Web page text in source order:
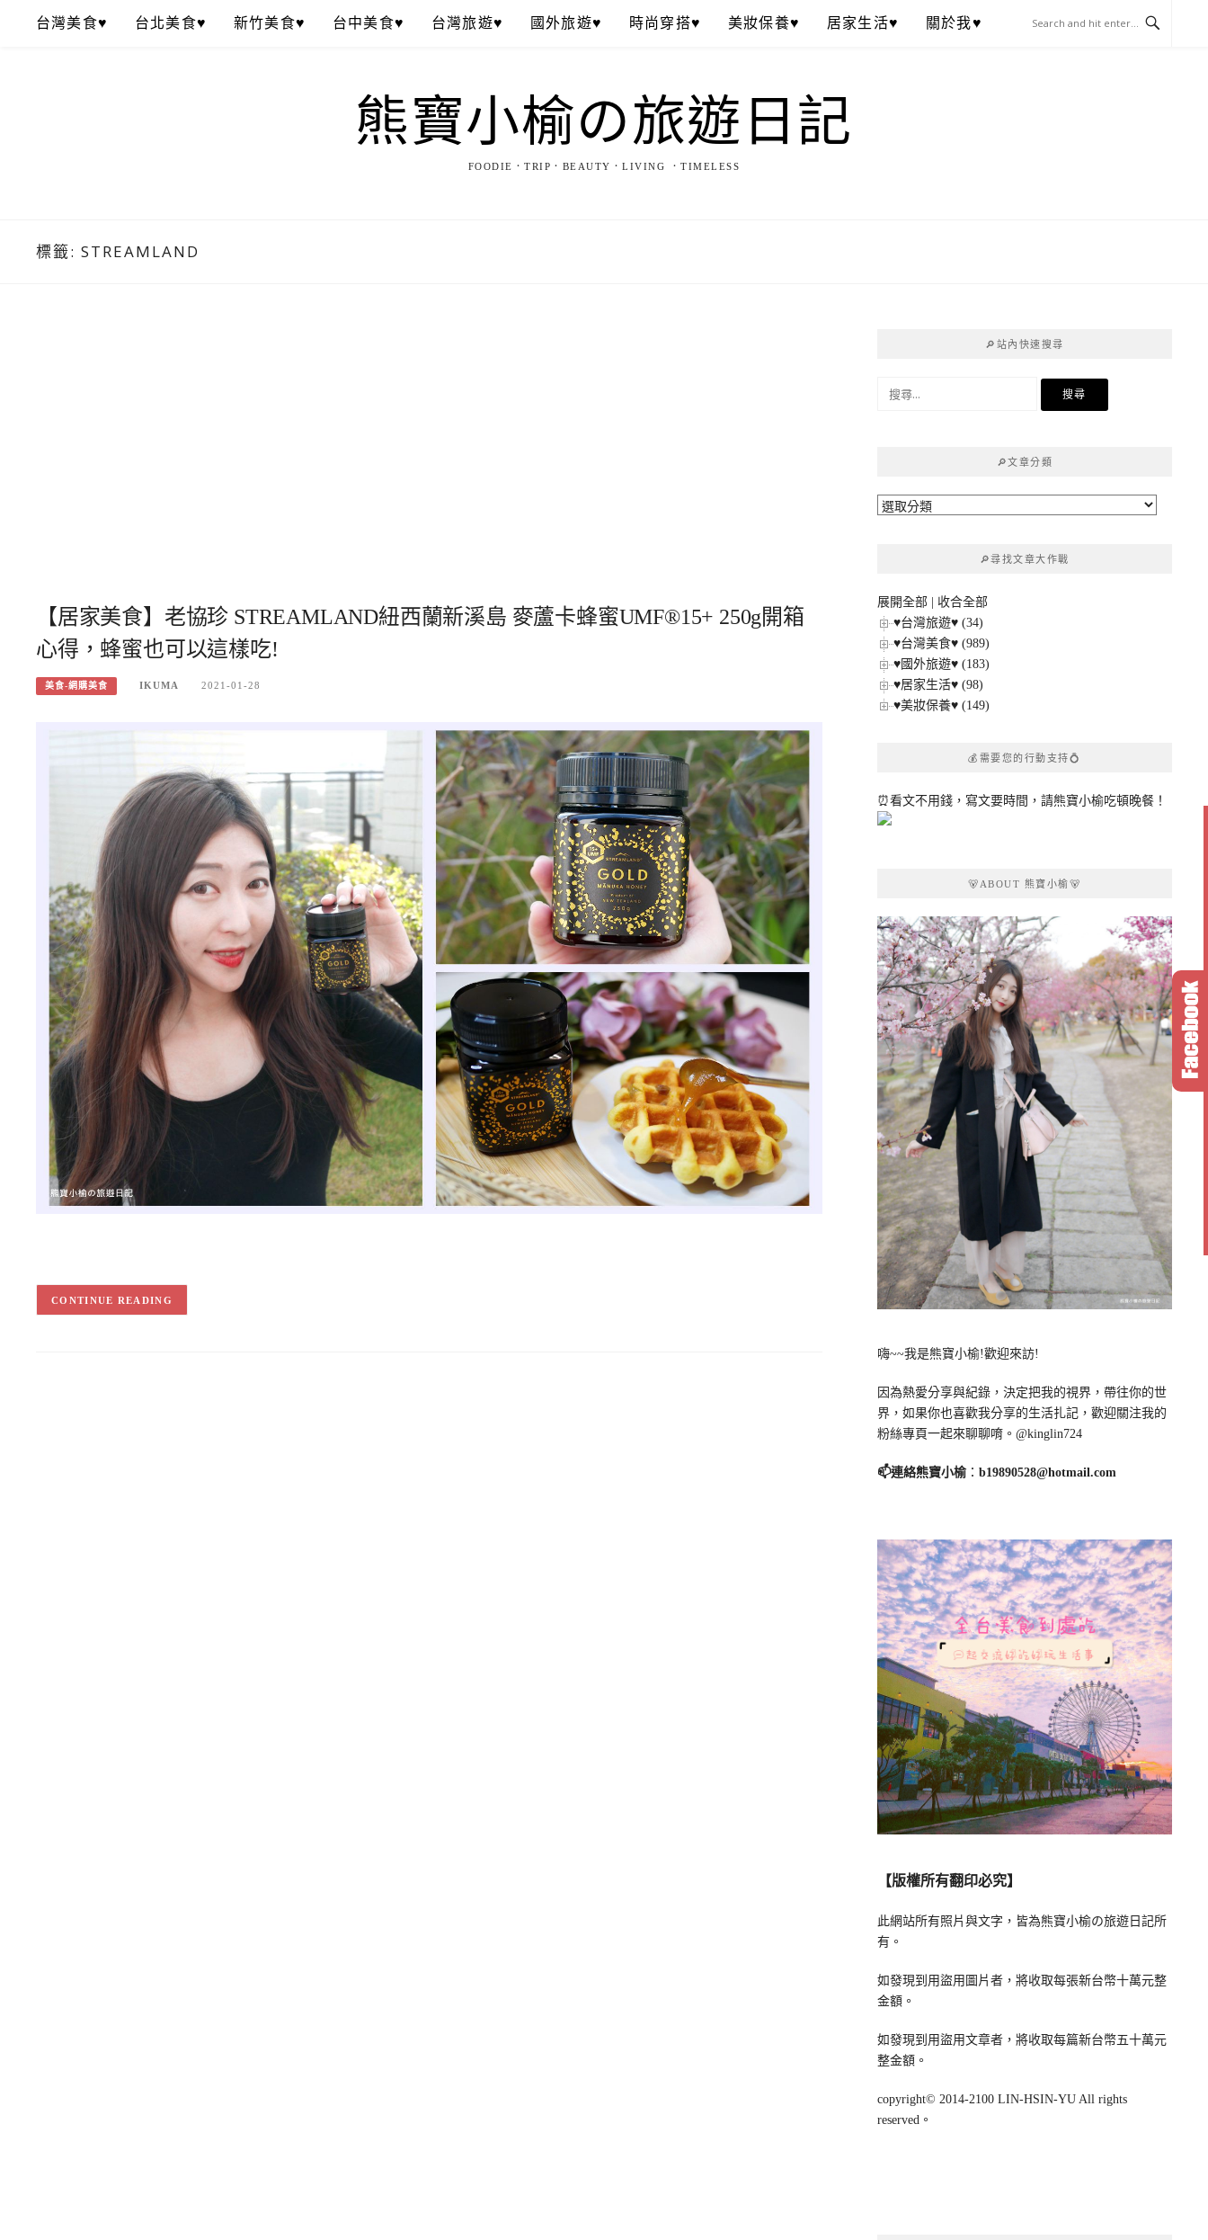
台灣美食♥ 台北美食♥ 新竹美食♥ 台中美食♥ 台灣旅遊♥ 國外旅遊♥ 時尚穿搭♥ 美妝保養♥ 居家生活♥ 關於我♥
熊寶小榆の旅遊日記
FOODIE．TRIP．BEAUTY．LIVING ．TIMELESS
標籤: STREAMLAND
【居家美食】老協珍 STREAMLAND紐西蘭新溪島 麥蘆卡蜂蜜UMF®15+ 250g開箱
心得，蜂蜜也可以這樣吃!
美食-網購美食 IKUMA 2021-01-28
CONTINUE READING
🔎站內快速搜尋
🔎文章分類
🔎
🔎尋找文章大作戰
展開全部
收合全部
♥台灣旅遊♥ (34)
♥台灣美食♥ (989)
♥國外旅遊♥ (183)
♥居家生活♥ (98)
♥美妝保養♥ (149)
💰需要您的行動支持💍
⏰看文不用錢，寫文要時間，請熊寶小榆吃頓晚餐！
🐻ABOUT 熊寶小榆🐻
嗨~~我是熊寶小榆!歡迎來訪!
因為熱愛分享與紀錄，決定把我的視界，帶往你的世
界，如果你也喜歡我分享的生活扎記，歡迎關注我的
粉絲專頁一起來聊聊唷。@kinglin724
📫連絡熊寶小榆： b19890528@hotmail.com
【版權所有翻印必究】
此網站所有照片與文字，皆為熊寶小榆の旅遊日記所
有。
如發現到用盜用圖片者，將收取每張新台幣十萬元整
金額。
如發現到用盜用文章者，將收取每篇新台幣五十萬元
整金額。
copyright© 2014-2100 LIN-HSIN-YU All rights
reserved。